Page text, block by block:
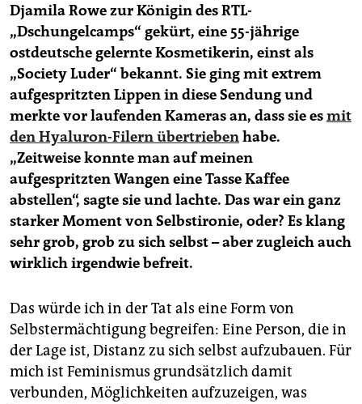
Djamila Rowe zur Königin des RTL-
„Dschungelcamps“ gekürt, eine 55-jährige
ostdeutsche gelernte Kosmetikerin, einst als
„Society Luder“ bekannt. Sie ging mit extrem
aufgespritzten Lippen in diese Sendung und
merkte vor laufenden Kameras an, dass sie esmit
den Hyaluron-Filern übertriebenhabe.
„Zeitweise konnte man auf meinen
aufgespritzten Wangen eine Tasse Kaffee
abstellen“, sagte sie und lachte. Das war ein ganz
starker Moment von Selbstironie, oder? Es klang
sehr grob, grob zu sich selbst – aber zugleich auch
wirklich irgendwie befreit.
Das würde ich in der Tat als eine Form von
Selbstermächtigung begreifen: Eine Person, die in
der Lage ist, Distanz zu sich selbst aufzubauen. Für
mich ist Feminismus grundsätzlich damit
verbunden, Möglichkeiten aufzuzeigen, was